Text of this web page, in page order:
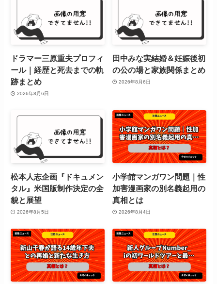
ドラマー三原重夫プロフィ
ール｜経歴と死去までの軌
跡まとめ
2026年8月6日
田中みな実結婚＆妊娠後初
の公の場と家族関係まとめ
2026年8月6日
松本人志企画『ドキュメン
タル』米国版制作決定の全
貌と展望
2026年8月5日
小学館マンガワン問題｜性
加害漫画家の別名義起用の
真相とは
2026年8月4日